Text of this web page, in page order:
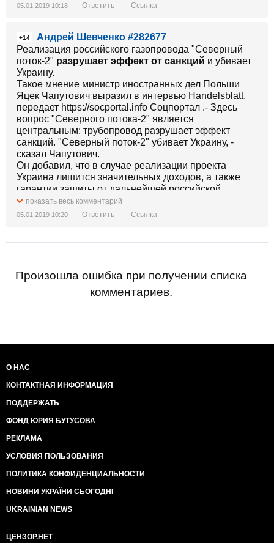
Службу з нагоди свята Богоявлення. Під час
Вселенський Патріарх Варфоломій у суботу, 5 січня,
підпише Томос про автокефалію об'єднаної
Православної Церкви України.
Церемонія підписання Томосу відбудеться об 11.00
в патріаршому храмі Святого Георгія на території
Вселенського Патріархату в Стамбулі, повідомляє
https://www.ukrinform.ua/rubric-society/2613933-
patriarh-varfolomij-sogodni-*******-tomos-pro-
avtokefaliu-ukrainskoi-cerkvi.html Укрінформ .
Пряму трансляцією молитви і підписання Томосу
вестимуть телеканали Суспільного мовлення UA:
ПЕРШИЙ, UA: КУЛЬТУРА та UA: КРИМ, ПРЯМИЙ.
05.01.2019 10:18 Ответить Ссылка
+14
Андрей Шевченко #282677
Реализация российского газопровода "Северный
поток-2" разрушает эффект от санкций и убивает
Украину.
Такое мнение министр иностранных дел Польши
Яцек Чапутович выразил в интервью Handelsblatt,
передает https://socportal.info Соцпортал .- Здесь
вопрос "Северного потока-2" является
центральным: трубопровод разрушает эффект
санкций. "Северный поток-2" убивает Украину, -
сказал Чапутович.
Он добавил, что в случае реализации проекта
Украина лишится значительных доходов, а также
гарантии защиты от дальнейшей российской
агрессии.(с)
Ото и все санкции. И заметь, это говорит поляк.
показать весь комментарий
05.01.2019 10:20 Ответить Ссылка
Произошла ошибка при получении списка
комментариев.
О НАС
КОНТАКТНАЯ ИНФОРМАЦИЯ
ПОДДЕРЖАТЬ
ФОНД ЮРИЯ БУТУСОВА
РЕКЛАМА
УСЛОВИЯ ПОЛЬЗОВАНИЯ
ПОЛИТИКА КОНФИДЕНЦИАЛЬНОСТИ
НОВИНИ УКРАЇНИ СЬОГОДНІ
UKRAINIAN NEWS
ЦЕНЗОР.НЕТ